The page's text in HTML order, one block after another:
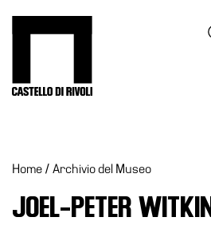
Eventi
Archivi
del
Home / Archivio del Museo
JOEL-PETER WITKIN